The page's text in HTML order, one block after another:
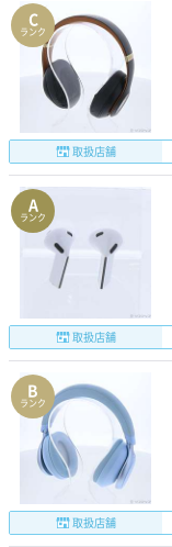
C
ランク
取扱店舗
A
ランク
取扱店舗
B
ランク
取扱店舗